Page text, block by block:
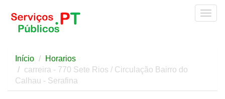
Início
Horarios
carreira - 770 Sete Rios / Circulação Bairro do
Calhau - Serafina